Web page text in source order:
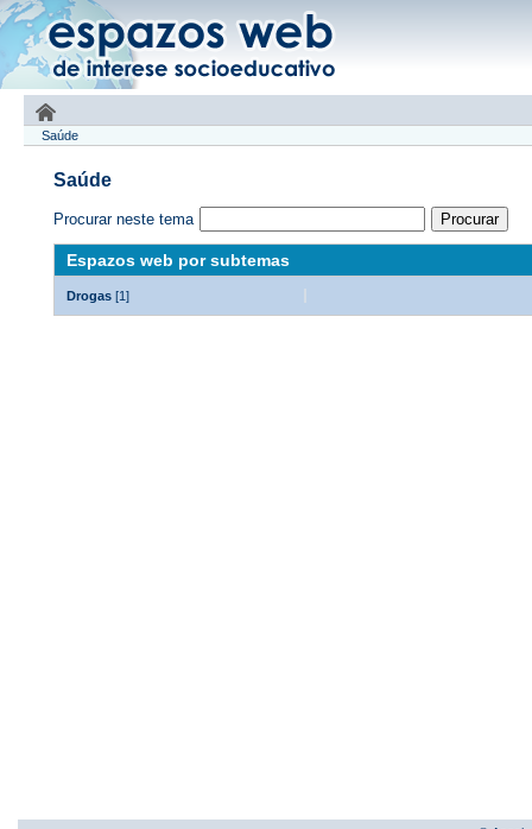
Saúde
Saúde
Procurar neste tema
Espazos web por subtemas
Drogas [1]